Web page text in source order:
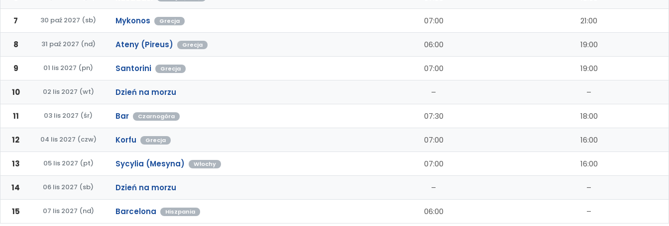
7 30 paź 2027 (sb) Mykonos Grecja 07:00 21:00
8 31 paź 2027 (nd) Ateny (Pireus) Grecja 06:00 19:00
9 01 lis 2027 (pn) Santorini Grecja 07:00 19:00
10 02 lis 2027 (wt) Dzień na morzu – –
11 03 lis 2027 (śr) Bar Czarnogóra 07:30 18:00
12 04 lis 2027 (czw) Korfu Grecja 07:00 16:00
13 05 lis 2027 (pt) Sycylia (Mesyna) Włochy 07:00 16:00
14 06 lis 2027 (sb) Dzień na morzu – –
15 07 lis 2027 (nd) Barcelona Hiszpania 06:00 –